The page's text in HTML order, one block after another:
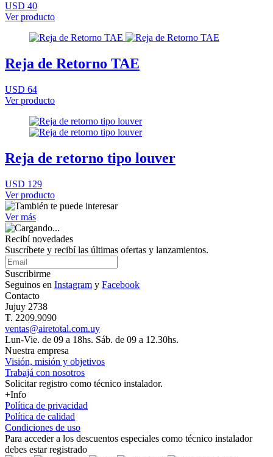
USD 40
Ver producto
Reja de Retorno TAE
USD 64
Ver producto
Reja de retorno tipo louver
USD 129
Ver producto
Ver más
Recibí novedades
Suscríbete y recibí las últimas ofertas y lanzamientos.
Suscribirme
Seguinos en Instagram y Facebook
Contacto
Jujuy 2738
T. 2209.9090
ventas@airetotal.com.uy
Lun-Vie. de 09 a 18hs. Sáb. de 09 a 12.30hs.
Nuestra empresa
Visión, misión y objetivos
Trabajá con nosotros
Solicitar registro como técnico instalador.
+Info
Política de privacidad
Política de calidad
Condiciones de uso
Para acceder a los descuentos especiales como técnico instalador
debes estar registrado